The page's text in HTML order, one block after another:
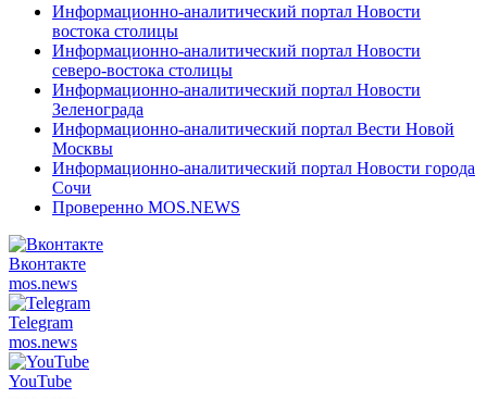
Информационно-аналитический портал Новости
востока столицы
Информационно-аналитический портал Новости
северо-востока столицы
Информационно-аналитический портал Новости
Зеленограда
Информационно-аналитический портал Вести Новой
Москвы
Информационно-аналитический портал Новости города
Сочи
Проверенно MOS.NEWS
Вконтакте
mos.news
Telegram
mos.news
YouTube